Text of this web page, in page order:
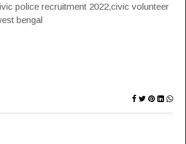
police recruitment 2022,civic volunteer
bengal